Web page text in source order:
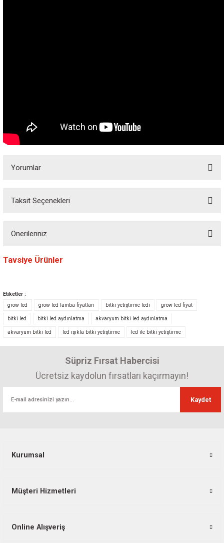
Yorumlar
Taksit Seçenekleri
Önerileriniz
Bu ürünün fiyat bilgisi, resim, ürün açıklamalarında ve diğer konularda
yetersiz gördüğünüz noktaları öneri formunu kullanarak tarafımıza
Bu ürüne benzer farklı alternatifler olmalı.
Tavsiye Ürünler
Etiketler :
grow led
grow led lamba fiyatları bitki yetiştirme ledi grow led fiyat
bitki led bitki led aydınlatma akvaryum bitki led aydınlatma
akvaryum bitki led led ışıkla bitki yetiştirme led ile bitki yetiştirme
Süpriz Fırsat Habercisi
Ücretsiz kaydolun fırsatları kaçırmayın!
Kaydet
Kurumsal
Müşteri Hizmetleri
Online Alışveriş